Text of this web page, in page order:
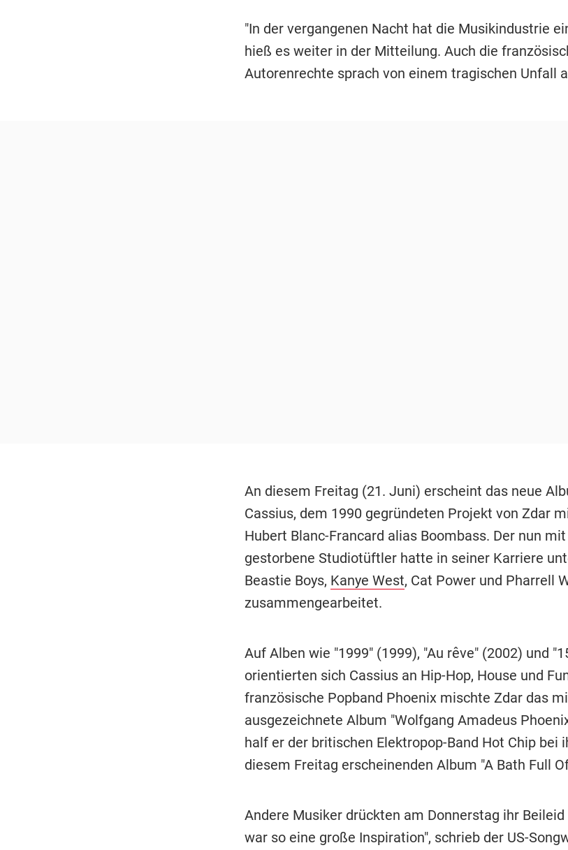
"In der vergangenen Nacht hat die Musikindustrie
hieß es weiter in der Mitteilung. Auch die
Autorenrechte sprach von einem tragischen Unfall
An diesem Freitag (21. Juni) erscheint das neue
Cassius, dem 1990 gegründeten Projekt von Zdar
Hubert Blanc-Francard alias Boombass. Der nun
gestorbene Studiotüftler hatte in seiner Karriere
Beastie Boys, Kanye West, Cat Power und Pharrell
zusammengearbeitet.
Auf Alben wie "1999" (1999), "Au rêve" (2002) und
orientierten sich Cassius an Hip-Hop, House und
französische Popband Phoenix mischte Zdar das
ausgezeichnete Album "Wolfgang Amadeus
half er der britischen Elektropop-Band Hot Chip bei
diesem Freitag erscheinenden Album "A Bath Full
Andere Musiker drückten am Donnerstag ihr
war so eine große Inspiration", schrieb der US-